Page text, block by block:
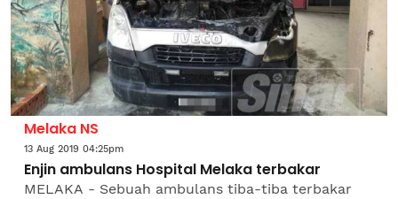
Melaka NS
13 Aug 2019 04:25pm
Enjin ambulans Hospital Melaka terbakar
MELAKA - Sebuah ambulans tiba-tiba terbakar